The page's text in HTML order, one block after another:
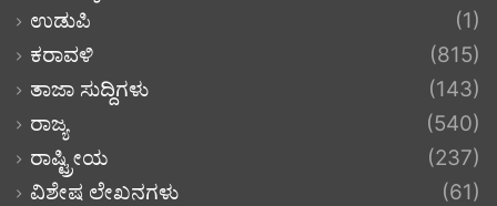
ಉಡುಪಿ
(1)
ಕರಾವಳಿ
(815)
ತಾಜಾ ಸುದ್ದಿಗಳು
(143)
ರಾಜ್ಯ
(540)
ರಾಷ್ಟ್ರೀಯ
(237)
ವಿಶೇಷ ಲೇಖನಗಳು
(61)